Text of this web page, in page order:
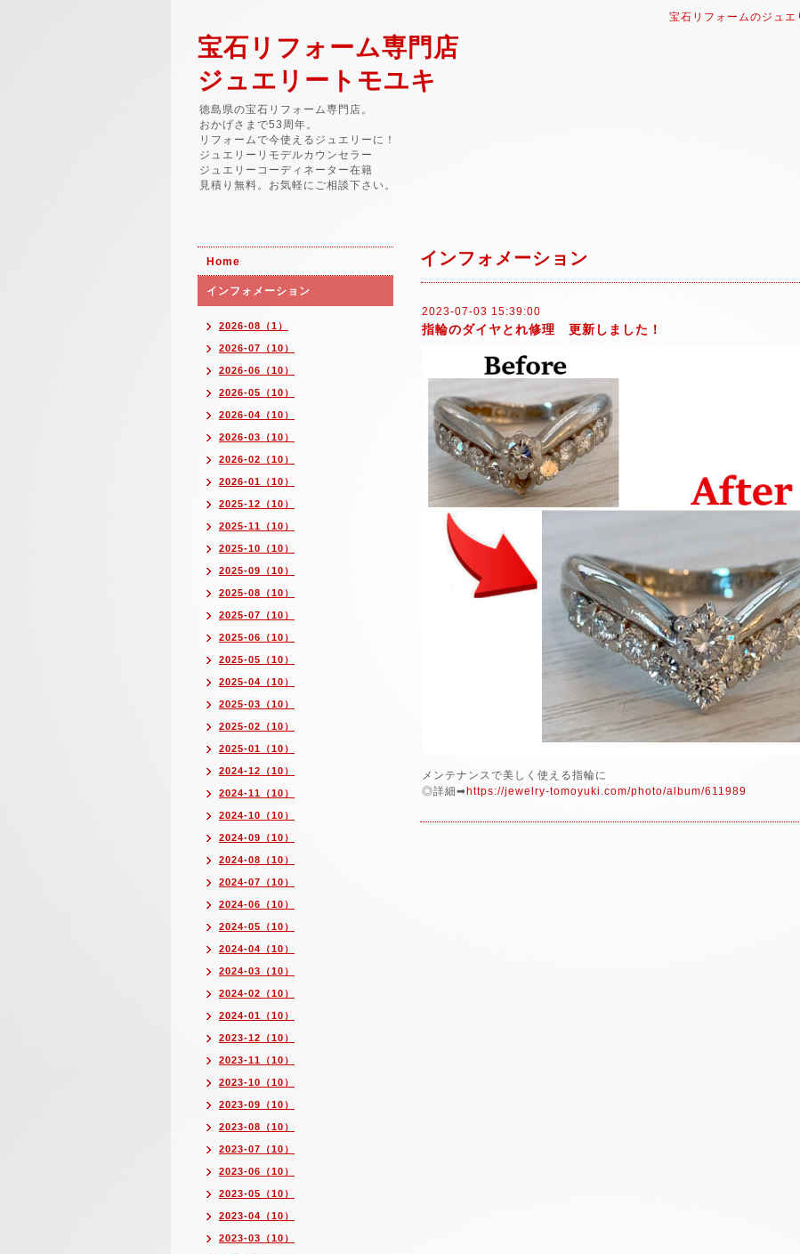
宝石リフォームのジュエ
宝石リフォーム専門店
ジュエリートモユキ
徳島県の宝石リフォーム専門店。
おかげさまで53周年。
リフォームで今使えるジュエリーに！
ジュエリーリモデルカウンセラー
ジュエリーコーディネーター在籍
見積り無料。お気軽にご相談下さい。
インフォメーション
2023-07-03 15:39:00
指輪のダイヤとれ修理 更新しました！
メンテナンスで美しく使える指輪に
◎詳細➡https://jewelry-tomoyuki.com/photo/album/611989
Home
インフォメーション
2026-08（1）
2026-07（10）
2026-06（10）
2026-05（10）
2026-04（10）
2026-03（10）
2026-02（10）
2026-01（10）
2025-12（10）
2025-11（10）
2025-10（10）
2025-09（10）
2025-08（10）
2025-07（10）
2025-06（10）
2025-05（10）
2025-04（10）
2025-03（10）
2025-02（10）
2025-01（10）
2024-12（10）
2024-11（10）
2024-10（10）
2024-09（10）
2024-08（10）
2024-07（10）
2024-06（10）
2024-05（10）
2024-04（10）
2024-03（10）
2024-02（10）
2024-01（10）
2023-12（10）
2023-11（10）
2023-10（10）
2023-09（10）
2023-08（10）
2023-07（10）
2023-06（10）
2023-05（10）
2023-04（10）
2023-03（10）